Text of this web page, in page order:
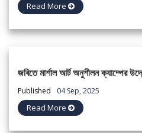
Read More
জবিতে মার্শাল আর্ট অনুশীলন ক্যাম্পের
Published 04 Sep, 2025
Read More